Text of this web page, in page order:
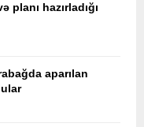
hazırladığı
aparılan